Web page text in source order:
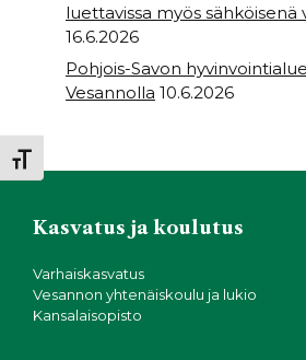
Toggle Font size
luettavissa myös sähköisenä
16.6.2026
Pohjois-Savon
Vesannolla 10.6.2026
Kasvatus ja koulutus
Varhaiskasvatus
Vesannon yhtenäiskoulu ja lukio
Kansalaisopisto